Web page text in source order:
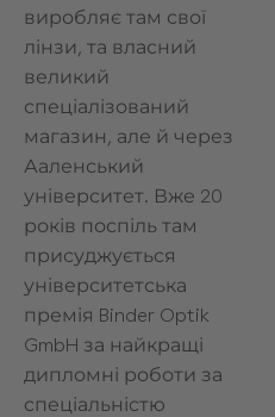
виробляє там свої
лінзи, та власний
великий
спеціалізований
магазин, але й через
Ааленський
університет. Вже 20
років поспіль там
присуджується
університетська
премія Binder Optik
GmbH за найкращі
дипломні роботи за
спеціальністю